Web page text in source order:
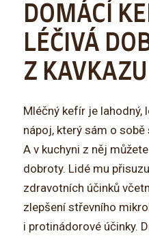
DOMÁCÍ
LÉČIVÁ
Z KAVKAZU
Mléčný kefír je lahodný,
nápoj, který sám o sobě
A v kuchyni z něj
dobroty. Lidé mu
zdravotních účinků
zlepšení střevního
i protinádorové účinky.